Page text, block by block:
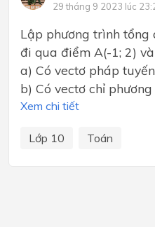
29 tháng 9 2023 lúc
Lập phương trình tổng
đi qua điểm A(-1; 2) và
a) Có vectơ pháp
b) Có vectơ chỉ
Xem chi tiết
Lớp 10 Toán